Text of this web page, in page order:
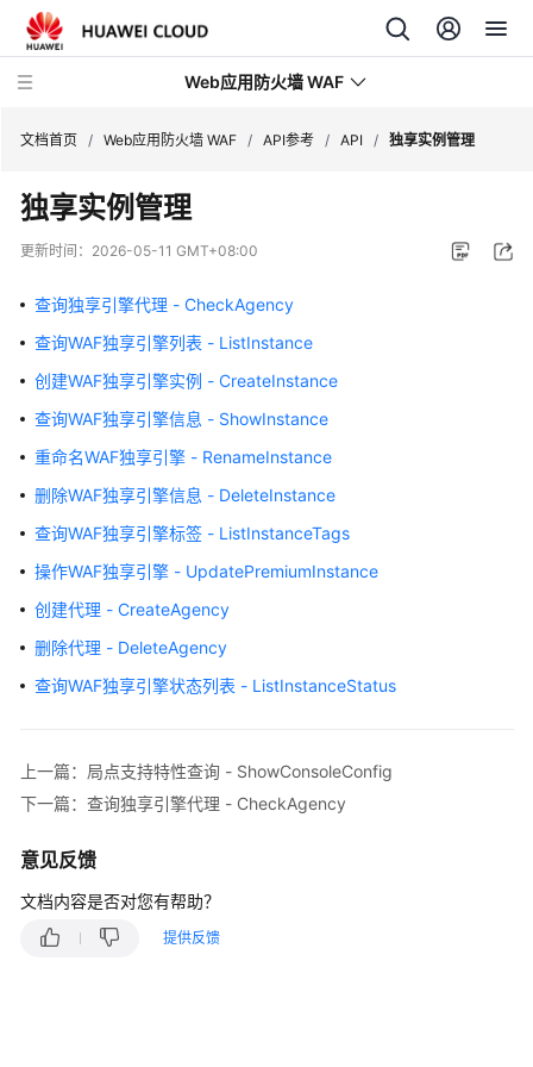
Web应用防火墙 WAF
最
新
态
服
务
告
品
介
绍
计
费
明
速
入
户
指
文档首页 / Web应用防火墙 WAF / API参考 / API / 独享实例管理
独享实例管理
更新时间： 2026-05-11 GMT+08:00
查询独享引擎代理 - CheckAgency
查询WAF独享引擎列表 - ListInstance
创建WAF独享引擎实例 - CreateInstance
查询WAF独享引擎信息 - ShowInstance
重命名WAF独享引擎 - RenameInstance
删除WAF独享引擎信息 - DeleteInstance
查询WAF独享引擎标签 - ListInstanceTags
操作WAF独享引擎 - UpdatePremiumInstance
创建代理 - CreateAgency
删除代理 - DeleteAgency
查询WAF独享引擎状态列表 - ListInstanceStatus
上一篇：局点支持特性查询 - ShowConsoleConfig
下一篇：查询独享引擎代理 - CheckAgency
意见反馈
文档内容是否对您有帮助？
提供反馈